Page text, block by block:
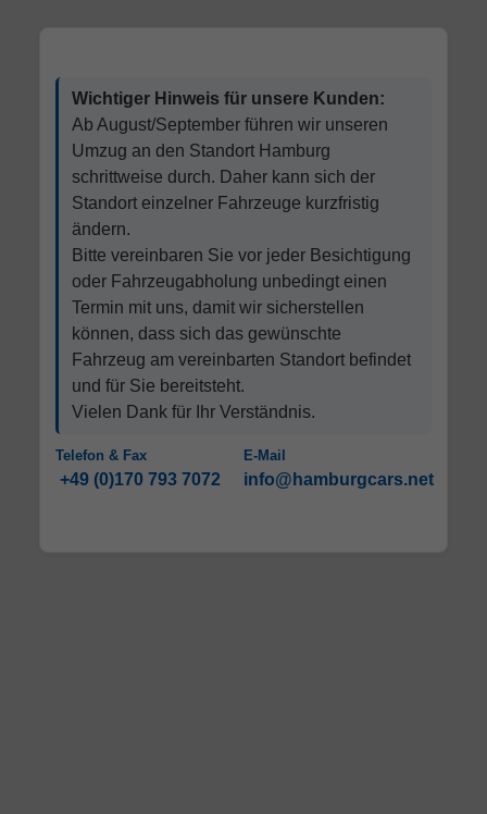
Wichtiger Hinweis für unsere Kunden:
Ab August/September führen wir unseren
Umzug an den Standort Hamburg
schrittweise durch. Daher kann sich der
Standort einzelner Fahrzeuge kurzfristig
ändern.
Bitte vereinbaren Sie vor jeder Besichtigung
oder Fahrzeugabholung unbedingt einen
Termin mit uns, damit wir sicherstellen
können, dass sich das gewünschte
Fahrzeug am vereinbarten Standort befindet
und für Sie bereitsteht.
Vielen Dank für Ihr Verständnis.
Telefon & Fax
+49 (0)170 793 7072
E-Mail
info@hamburgcars.net